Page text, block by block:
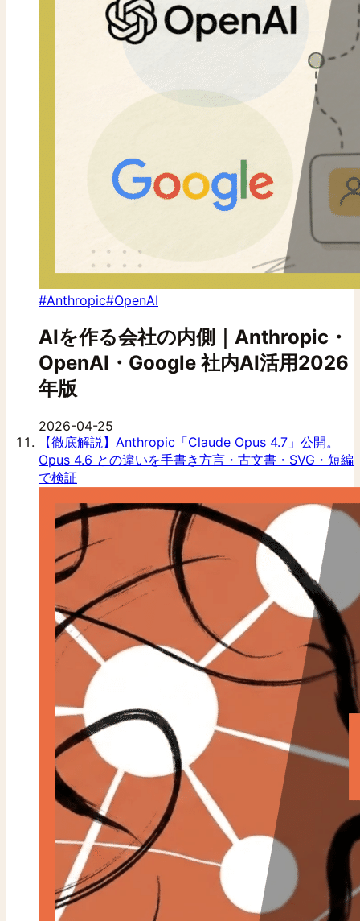
#Anthropic#OpenAI
AIを作る会社の内側｜Anthropic・
OpenAI・Google 社内AI活用2026
年版
2026-04-25
【徹底解説】Anthropic「Claude Opus 4.7」公開。
Opus 4.6 との違いを手書き方言・古文書・SVG・短編
で検証